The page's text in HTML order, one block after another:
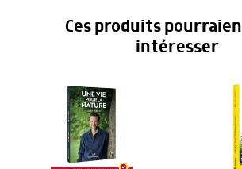
Ces produits
intéresser